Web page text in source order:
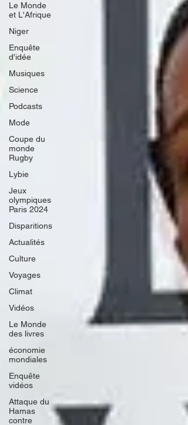
Le Monde
et L'Afrique
Niger
Enquête
d'idée
Musiques
Science
Podcasts
Mode
Coupe du
monde
Rugby
Lybie
Jeux
olympiques
Paris 2024
Disparitions
Actualités
Culture
Voyages
Climat
Vidéos
Le Monde
des livres
économie
mondiales
Enquête
vidéos
Attaque du
Hamas
contre